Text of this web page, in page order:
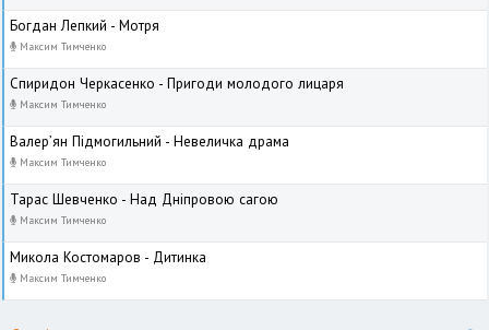
Богдан Лепкий - Мотря
Максим Тимченко
Спиридон Черкасенко - Пригоди молодого лицаря
Максим Тимченко
Валер’ян Підмогильний - Невеличка драма
Максим Тимченко
Тарас Шевченко - Над Дніпровою сагою
Максим Тимченко
Микола Костомаров - Дитинка
Максим Тимченко